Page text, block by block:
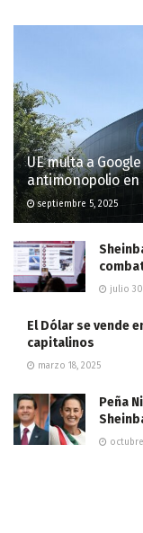
UE multa a
antimonopolio
septiembre 5, 2025
julio
El Dólar se vende
capitalinos
marzo 18, 2025
Peña